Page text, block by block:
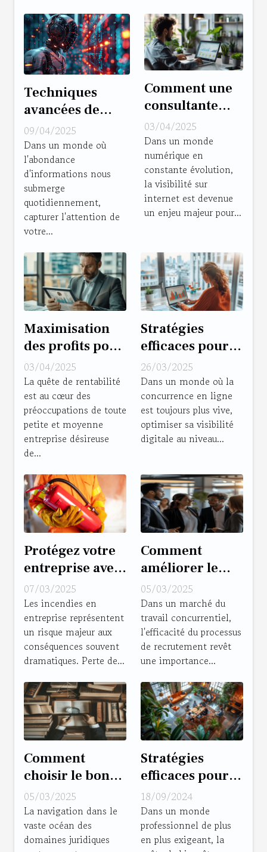
Techniques
avancées de
personnalisation
des messages
pour augmenter
l'engagement
09/04/2025
Dans un monde où
l'abondance
d'informations nous
submerge
quotidiennement,
capturer l'attention de
votre...
Comment une
consultante
SEO peut
transformer la
visibilité de
votre site
03/04/2025
Dans un monde
numérique en
constante évolution,
la visibilité sur
internet est devenue
un enjeu majeur pour...
Maximisation
des profits pour
PME les
stratégies
gagnantes peu
exploitées
03/04/2025
La quête de rentabilité
est au cœur des
préoccupations de toute
petite et moyenne
entreprise désireuse
de...
Stratégies
efficaces pour
améliorer le
référencement
local des
entreprises
26/03/2025
Dans un monde où la
concurrence en ligne
est toujours plus vive,
optimiser sa visibilité
digitale au niveau...
Protégez votre
entreprise avec
des formations
incendie
adaptées à vos
besoins !
07/03/2025
Les incendies en
entreprise représentent
un risque majeur aux
conséquences souvent
dramatiques. Perte de...
Comment
améliorer le
processus de
recrutement
dans le secteur
commercial
05/03/2025
Dans un marché du
travail concurrentiel,
l'efficacité du processus
de recrutement revêt
une importance...
Comment
choisir le bon
domaine
juridique pour
votre affaire
05/03/2025
La navigation dans le
vaste océan des
domaines juridiques
Stratégies
efficaces pour
améliorer le
bien-être au
bureau
18/09/2024
Dans un monde
professionnel de plus
en plus exigeant, la